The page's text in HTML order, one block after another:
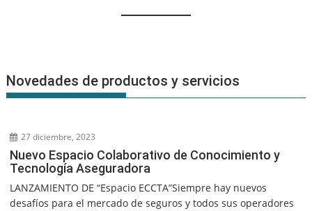
Novedades de productos y servicios
27 diciembre, 2023
Nuevo Espacio Colaborativo de Conocimiento y
Tecnología Aseguradora
LANZAMIENTO DE “Espacio ECCTA”Siempre hay nuevos
desafíos para el mercado de seguros y todos sus operadores